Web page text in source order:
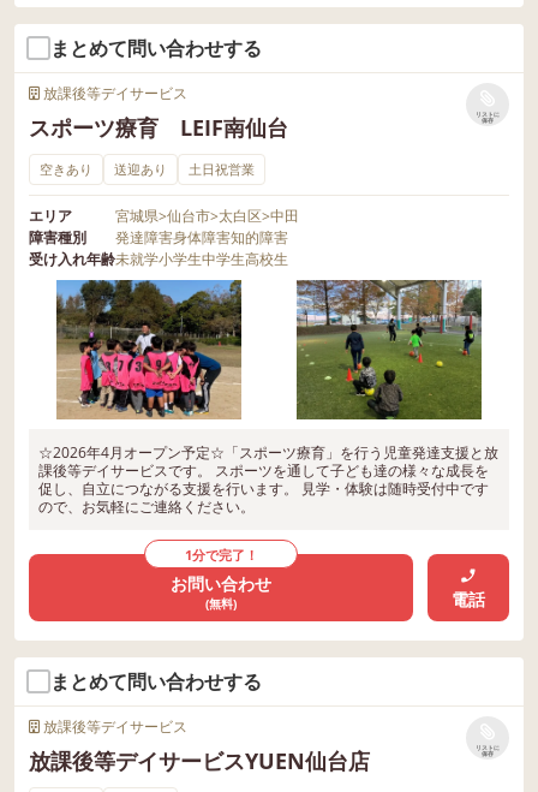
まとめて問い合わせする
放課後等デイサービス
スポーツ療育 LEIF南仙台
リストに
保存
空きあり 送迎あり 土日祝営業
エリア 宮城県>仙台市>太白区>中田
障害種別
発達障害身体障害知的障害
受け入れ年齢未就学小学生中学生高校生
☆2026年4月オープン予定☆「スポーツ療育」を行う児童発達支援と放
課後等デイサービスです。 スポーツを通して子ども達の様々な成長を
促し、自立につながる支援を行います。 見学・体験は随時受付中です
ので、お気軽にご連絡ください。
1分で完了！
お問い合わせ
(無料) 電話
まとめて問い合わせする
放課後等デイサービス
放課後等デイサービスYUEN仙台店
リストに
保存